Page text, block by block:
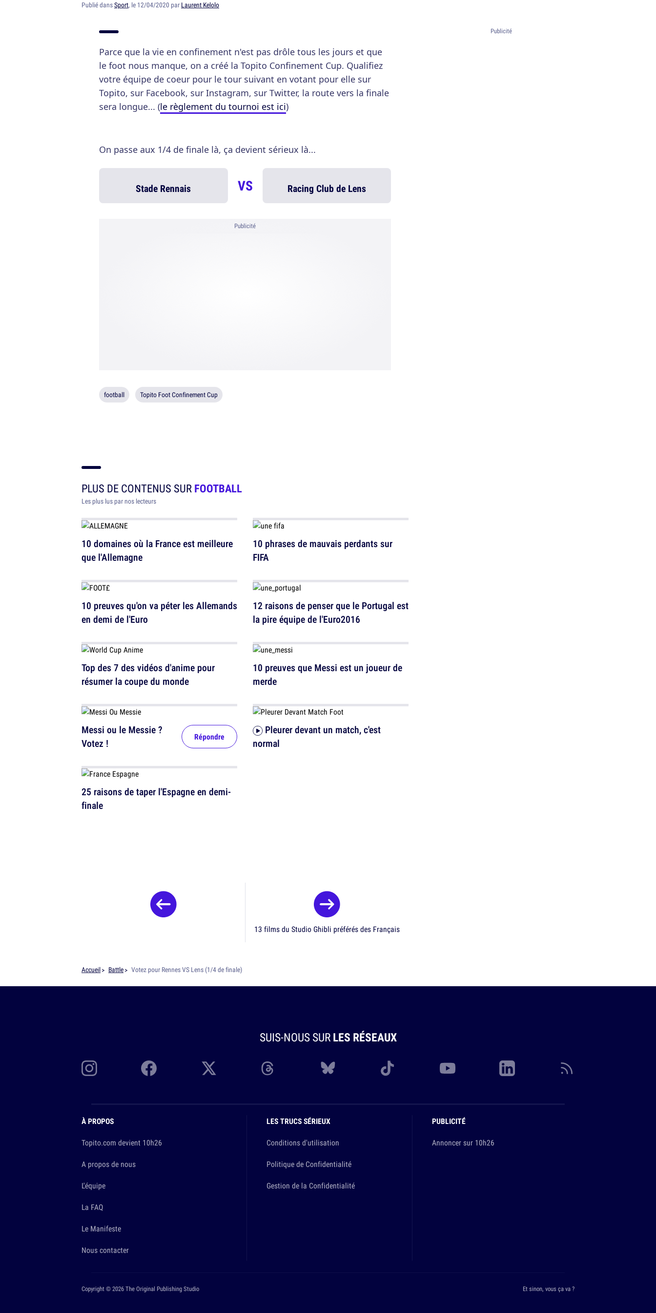
Publié dansSport, le 12/04/2020 par Laurent Kelolo
Parce que la vie en confinement n'est pas drôle tous les jours et que
le foot nous manque, on a créé la Topito Confinement Cup. Qualifiez
votre équipe de coeur pour le tour suivant en votant pour elle sur
Topito, sur Facebook, sur Instagram, sur Twitter, la route vers la finale
sera longue... (le règlement du tournoi est ici)
On passe aux 1/4 de finale là, ça devient sérieux là...
Stade Rennais VS Racing Club de Lens
Publicité
football Topito Foot Confinement Cup
PLUS DE CONTENUS SURFOOTBALL
Les plus lus par nos lecteurs
10 domaines où la France est meilleure
que l'Allemagne
10 preuves qu'on va péter les Allemands
en demi de l'Euro
Top des 7 des vidéos d'anime pour
résumer la coupe du monde
Messi ou le Messie ?
Votez !
Répondre
25 raisons de taper l'Espagne en demi-
finale
10 phrases de mauvais perdants sur
FIFA
12 raisons de penser que le Portugal est
la pire équipe de l'Euro2016
10 preuves que Messi est un joueur de
merde
normal
13 films du Studio Ghibli préférés des Français
Accueil Battle Votez pour Rennes VS Lens (1/4 de finale)
SUIS-NOUS SURLES RÉSEAUX
À PROPOS
Topito.com devient 10h26
A propos de nous
L'équipe
La FAQ
Le Manifeste
Nous contacter
LES TRUCS SÉRIEUX
Conditions d'utilisation
Politique de Confidentialité
Gestion de la Confidentialité
PUBLICITÉ
Annoncer sur 10h26
Copyright © 2026 The Original Publishing Studio Et sinon, vous ça va ?